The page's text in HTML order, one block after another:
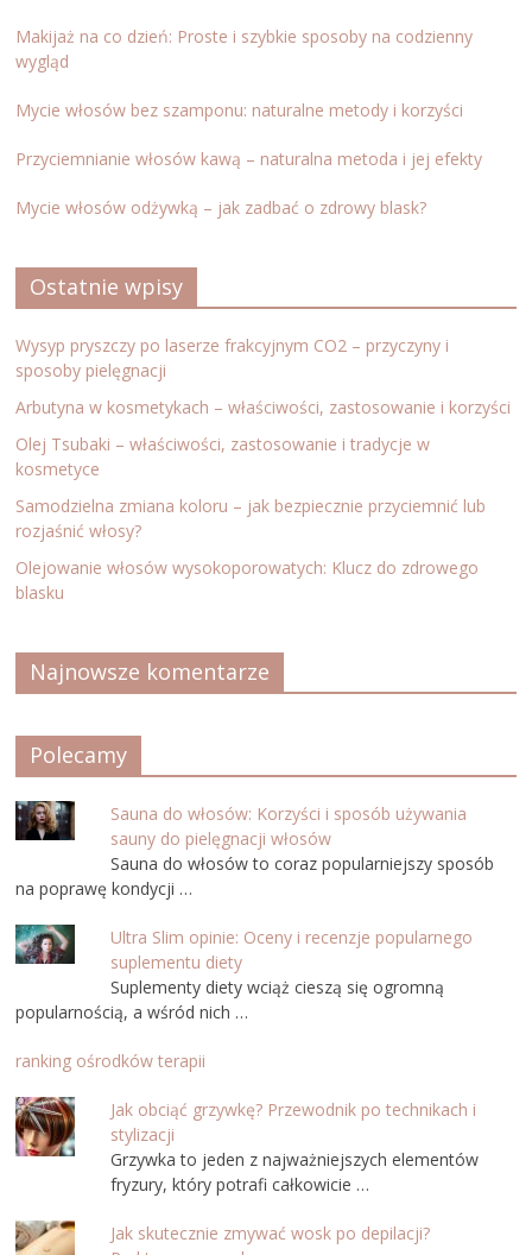
Makijaż na co dzień: Proste i szybkie sposoby na codzienny
wygląd
Mycie włosów bez szamponu: naturalne metody i korzyści
Przyciemnianie włosów kawą – naturalna metoda i jej efekty
Mycie włosów odżywką – jak zadbać o zdrowy blask?
Ostatnie wpisy
Wysyp pryszczy po laserze frakcyjnym CO2 – przyczyny i
sposoby pielęgnacji
Arbutyna w kosmetykach – właściwości, zastosowanie i korzyści
Olej Tsubaki – właściwości, zastosowanie i tradycje w
kosmetyce
Samodzielna zmiana koloru – jak bezpiecznie przyciemnić lub
rozjaśnić włosy?
Olejowanie włosów wysokoporowatych: Klucz do zdrowego
blasku
Najnowsze komentarze
Polecamy
Sauna do włosów: Korzyści i sposób używania
sauny do pielęgnacji włosów
Sauna do włosów to coraz popularniejszy sposób
na poprawę kondycji …
Ultra Slim opinie: Oceny i recenzje popularnego
suplementu diety
Suplementy diety wciąż cieszą się ogromną
popularnością, a wśród nich …
ranking ośrodków terapii
Jak obciąć grzywkę? Przewodnik po technikach i
stylizacji
Grzywka to jeden z najważniejszych elementów
fryzury, który potrafi całkowicie …
Jak skutecznie zmywać wosk po depilacji?